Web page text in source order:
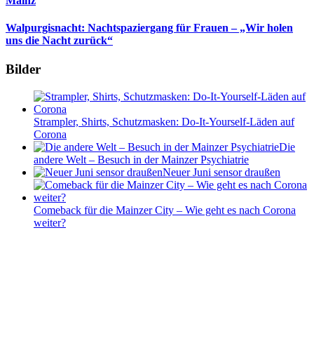
Walpurgisnacht: Nachtspaziergang für Frauen – „Wir holen
uns die Nacht zurück“
Bilder
Strampler, Shirts, Schutzmasken: Do-It-Yourself-Läden auf
Corona
Die
andere Welt – Besuch in der Mainzer Psychiatrie
Neuer Juni sensor draußen
Comeback für die Mainzer City – Wie geht es nach Corona
weiter?